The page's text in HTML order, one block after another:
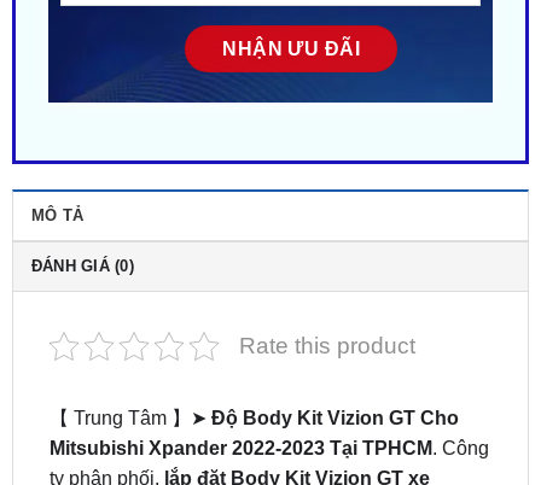
ĐÁNH GIÁ (0)
【 Trung Tâm 】➤Độ Body Kit Vizion GT Cho
ty phân phối,lắp đặt Body Kit Vizion GT xe
Xpander 2022-2023tại Sài Gòn. Gắn tận nơi gần
đây ở tại HCM. Nhiều mẫu mã – Phong cách độc